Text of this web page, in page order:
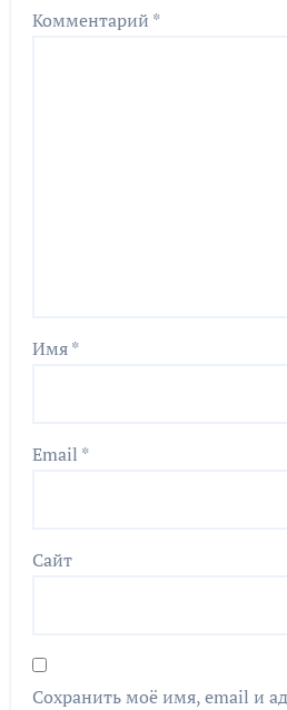
Комментарий *
Имя*
Email *
Сайт
Сохранить моё имя, email и